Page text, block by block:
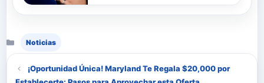
Noticias
¡Oportunidad Única! Maryland Te Regala $20,000 por